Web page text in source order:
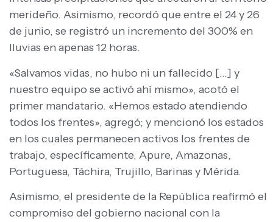
merideño. Asimismo, recordó que entre el 24 y 26
de junio, se registró un incremento del 300% en
lluvias en apenas 12 horas.
«Salvamos vidas, no hubo ni un fallecido […] y
nuestro equipo se activó ahí mismo», acotó el
primer mandatario. «Hemos estado atendiendo
todos los frentes», agregó; y mencionó los estados
en los cuales permanecen activos los frentes de
trabajo, específicamente, Apure, Amazonas,
Portuguesa, Táchira, Trujillo, Barinas y Mérida.
Asimismo, el presidente de la República reafirmó el
compromiso del gobierno nacional con la